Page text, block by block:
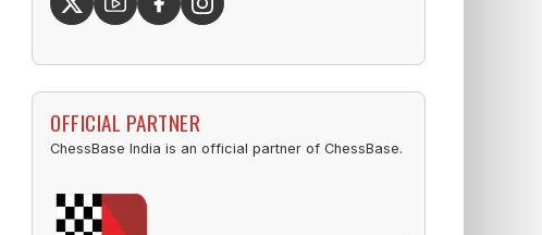
OFFICIAL PARTNER
ChessBase India is an official partner of ChessBase.